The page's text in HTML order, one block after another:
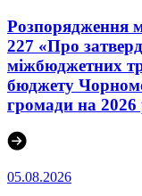
Розпорядження
227 «Про
міжбюджетних
бюджету
громади на 2026
05.08.2026